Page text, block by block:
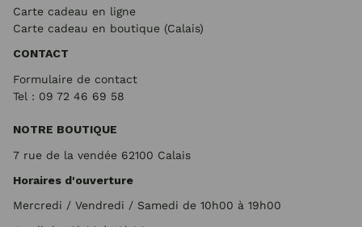
Carte cadeau en ligne
Carte cadeau en boutique (Calais)
CONTACT
Formulaire de contact
Tel : 09 72 46 69 58
NOTRE BOUTIQUE
7 rue de la vendée 62100 Calais
Horaires d'ouverture
Mercredi / Vendredi / Samedi de 10h00 à 19h00